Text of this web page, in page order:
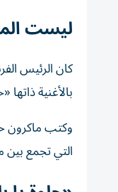
ليست
كان الرئيس
بالأغنية ذاتها
وكتب ماكرون
التي تجمع